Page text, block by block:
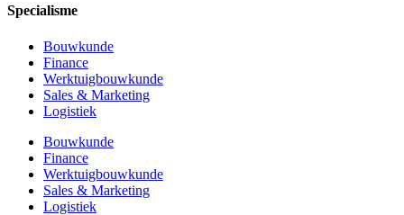
Specialisme
Bouwkunde
Finance
Werktuigbouwkunde
Sales & Marketing
Logistiek
Bouwkunde
Finance
Werktuigbouwkunde
Sales & Marketing
Logistiek